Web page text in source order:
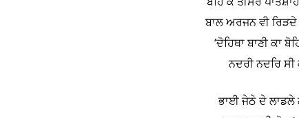
ਬਾਲ ਅਰਜਨ ਵੀ
‘ਦੋਹਿਥਾ ਬਾਣੀ ਕਾ
ਨਦਰੀ ਨਦਰਿ
ਭਾਈ ਜੇਠੇ ਦੇ ਲਾਡਲੇ